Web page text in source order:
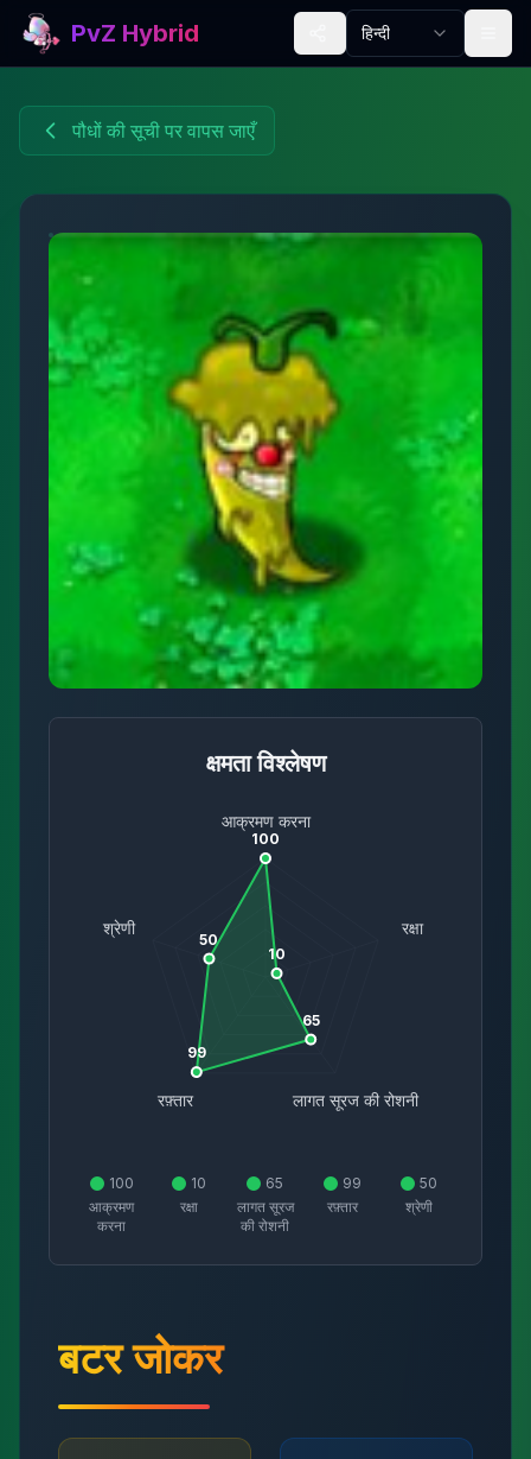
PvZ Hybrid हिन्दी
पौधों की सूची पर वापस जाएँ
क्षमता विश्लेषण
आक्रमण करना
रक्षा
लागत सूरज की रोशनी
रफ़्तार
श्रेणी
100
10
65
99
50
100
आक्रमण
करना
10
रक्षा
65
लागत सूरज
की रोशनी
99
रफ़्तार
50
श्रेणी
बटर जोकर